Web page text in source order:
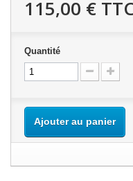
115,00 €
Quantité
Ajouter au panier